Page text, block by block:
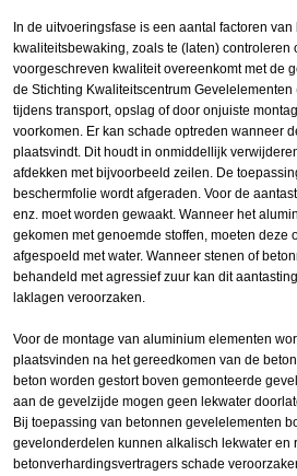
In de uitvoeringsfase is een aantal factoren
kwaliteitsbewaking, zoals te (laten) controleren
voorgeschreven kwaliteit overeenkomt met de
de Stichting Kwaliteitscentrum
tijdens transport, opslag of door onjuiste
voorkomen. Er kan schade optreden wanneer
plaatsvindt. Dit houdt in onmiddellijk
afdekken met bijvoorbeeld zeilen. De
beschermfolie wordt afgeraden. Voor de
enz. moet worden gewaakt. Wanneer het
gekomen met genoemde stoffen, moeten deze
afgespoeld met water. Wanneer stenen of
behandeld met agressief zuur kan dit
laklagen veroorzaken.
Voor de montage van aluminium elementen
plaatsvinden na het gereedkomen van de
beton worden gestort boven gemonteerde
aan de gevelzijde mogen geen lekwater
Bij toepassing van betonnen gevelelementen
gevelonderdelen kunnen alkalisch lekwater en
betonverhardingsvertragers schade